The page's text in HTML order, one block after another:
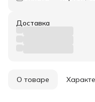
Доставка
О товаре